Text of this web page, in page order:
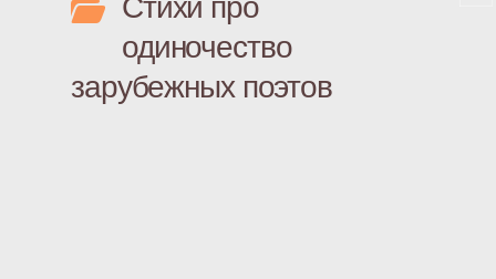
Стихи про
одиночество
зарубежных поэтов